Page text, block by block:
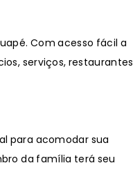
Com acesso fácil a
serviços, restaurantes
para acomodar sua
da família terá seu